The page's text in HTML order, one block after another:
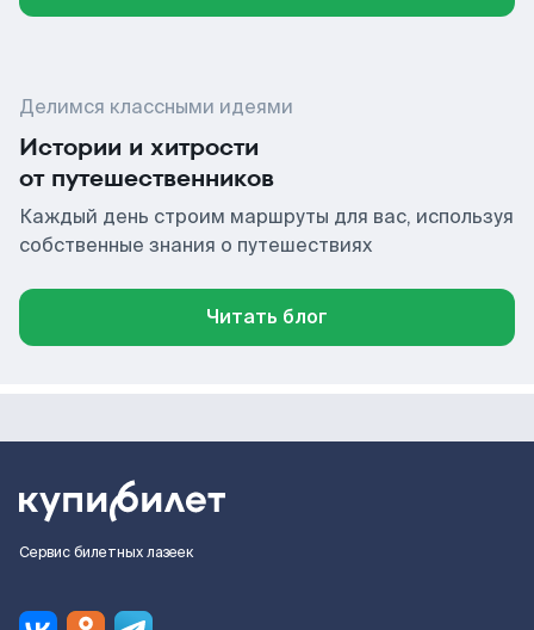
Делимся классными идеями
Истории и хитрости
от путешественников
Каждый день строим маршруты для вас, используя
собственные знания о путешествиях
Читать блог
Сервис билетных лазеек